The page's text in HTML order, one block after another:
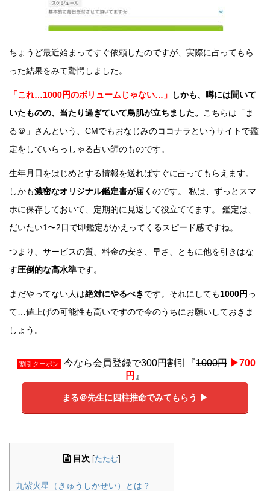
ちょうど最近始まってすぐ依頼したのですが、実際に占ってもら
った結果をみて驚愕しました。
「これ…1000円のボリュームじゃない…」
しかも、噂には聞いて
いたものの、当たり過ぎていて鳥肌が立ちました。
こちらは「ま
る＠」さんという、CMでもおなじみのココナラというサイトで鑑
定をしていらっしゃる占い師のものです。
生年月日をはじめとする情報を送ればすぐに占ってもらえます。
しかも濃密なオリジナル鑑定書が届く のです。 私は、ずっとスマ
ホに保存しておいて、定期的に見返して役立ててます。 鑑定は、
だいたい1〜2日で即鑑定がかえってくるスピード感ですね。
つまり、サービスの質、料金の安さ、早さ、ともに他を引きはな
す圧倒的な高水準です。
まだやってない人は絶対にやるべきです。それにしても1000円 っ
て…値上げの可能性も高いですので今のうちにお願いしておきま
しょう。
割引クーポン 今なら会員登録で300円割引『1000円 ▶︎700
円 』
まる＠先生に四柱推命でみてもらう ▶︎
目次 [たたむ]
九紫火星（きゅうしかせい）とは？